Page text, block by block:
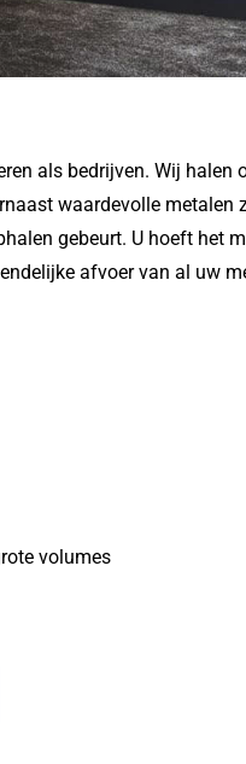
als bedrijven. Wij halen
waardevolle metalen
gebeurt. U hoeft het
afvoer van al uw
volumes